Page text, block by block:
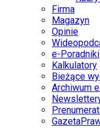
Firma
Magazyn
Opinie
e-Poradniki
Kalkulatory
Bieżące
Archiwum